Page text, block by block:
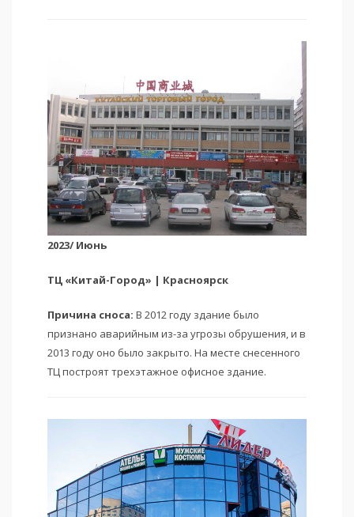
2023/ Июнь
ТЦ «Китай-Город» | Красноярск
Причина сноса: В 2012 году здание было
признано аварийным из-за угрозы обрушения, и в
2013 году оно было закрыто. На месте снесенного
ТЦ построят трехэтажное офисное здание.